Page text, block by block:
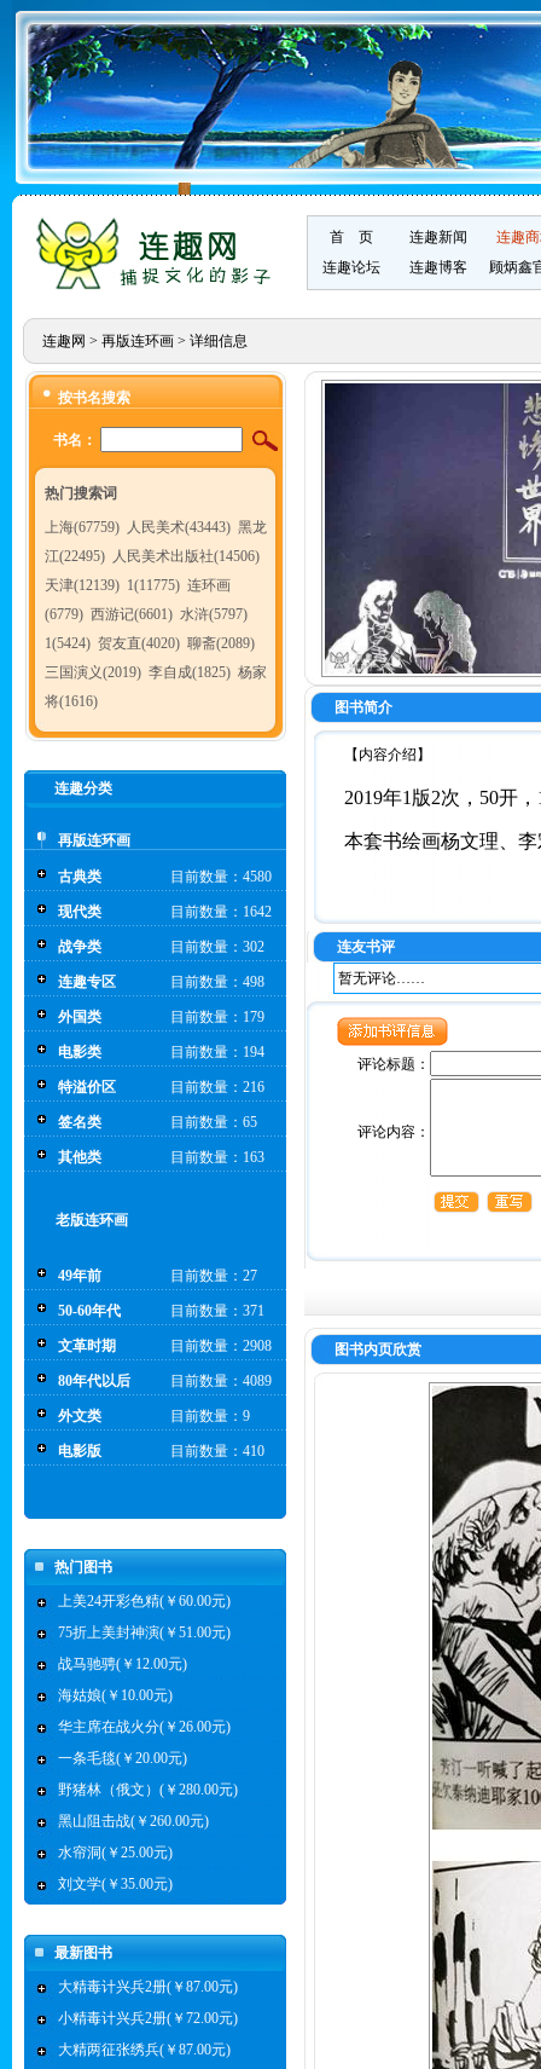
首 页 连趣新闻
连趣
连趣论坛
连趣博客 顾炳鑫
连趣网 > 再版连环画> 详细信息
按书名搜索
书名：
热门搜索词
上海(67759) 人民美术(43443) 黑龙
江(22495) 人民美术出版社(14506)
天津(12139) 1(11775) 连环画
(6779) 西游记(6601) 水浒(5797)
1(5424) 贺友直(4020) 聊斋(2089)
三国演义(2019) 李自成(1825) 杨家
将(1616)
连趣分类
再版连环画
古典类 目前数量：4580
现代类 目前数量：1642
战争类 目前数量：302
连趣专区 目前数量：498
外国类 目前数量：179
电影类 目前数量：194
特溢价区 目前数量：216
签名类 目前数量：65
其他类 目前数量：163
老版连环画
49年前 目前数量：27
50-60年代 目前数量：371
文革时期 目前数量：2908
80年代以后 目前数量：4089
外文类 目前数量：9
电影版 目前数量：410
热门图书
上美24开彩色精(￥60.00元)
75折上美封神演(￥51.00元)
战马驰骋(￥12.00元)
海姑娘(￥10.00元)
华主席在战火分(￥26.00元)
一条毛毯(￥20.00元)
野猪林（俄文）(￥280.00元)
黑山阻击战(￥260.00元)
水帘洞(￥25.00元)
刘文学(￥35.00元)
最新图书
大精毒计兴兵2册(￥87.00元)
小精毒计兴兵2册(￥72.00元)
大精两征张绣兵(￥87.00元)
图书简介
【内容介绍】
2019年1版2次，50开
本套书绘画杨文理、
连友书评
暂无评论……
评论标题：
评论内容：
图书内页欣赏